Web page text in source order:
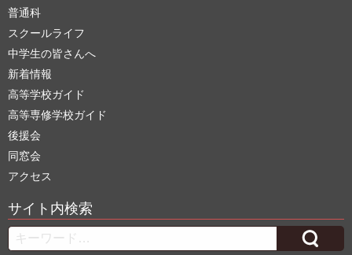
普通科
スクールライフ
中学生の皆さんへ
新着情報
高等学校ガイド
高等専修学校ガイド
後援会
同窓会
アクセス
サイト内検索
Search